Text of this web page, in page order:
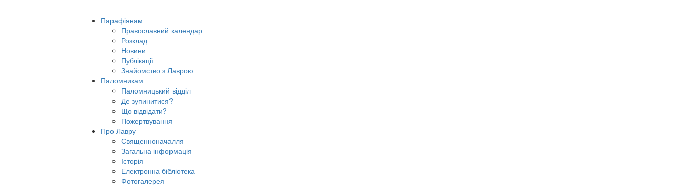
Парафіянам
Православний календар
Розклад
Новини
Публікації
Знайомство з Лаврою
Паломникам
Паломницький відділ
Де зупинитися?
Що відвідати?
Пожертвування
Про Лавру
Священноначалля
Загальна інформація
Історія
Електронна бібліотека
Фотогалерея